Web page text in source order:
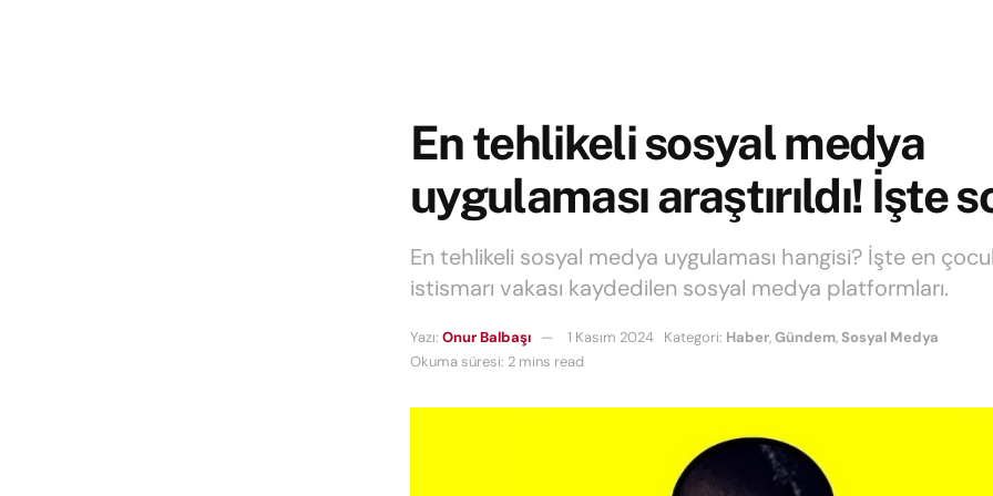
En tehlikeli sosyal medya
uygulaması araştırıldı! İşte
En tehlikeli sosyal medya uygulaması hangisi? İşte en
istismarı vakası kaydedilen sosyal medya platformları.
Yazı: Onur Balbaşı 1 Kasım 2024 Kategori: Haber,Gündem,Sosyal Medya
Okuma süresi: 2 mins read